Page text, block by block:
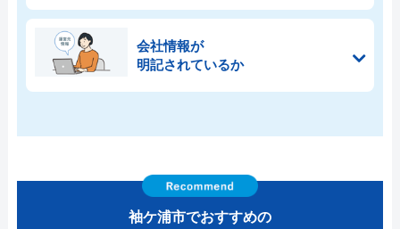
会社情報が
明記されているか
袖ケ浦市でおすすめの